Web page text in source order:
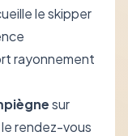
le skipper
rayonnement
sur
rendez-vous